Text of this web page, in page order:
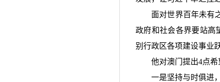
面对世界百年未有之
政府和社会各界要站高
别行政区各项建设事业
他对澳门提出4点
一是坚持与时俱进，